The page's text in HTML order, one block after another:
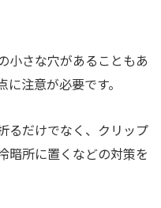
小さな穴があることもあ
注意が必要です。
るだけでなく、クリップ
暗所に置くなどの対策を